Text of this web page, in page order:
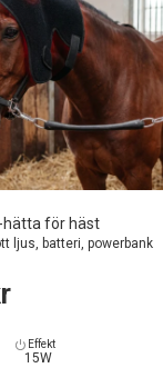
hätta för häst
ljus, batteri, powerbank
Effekt
15W